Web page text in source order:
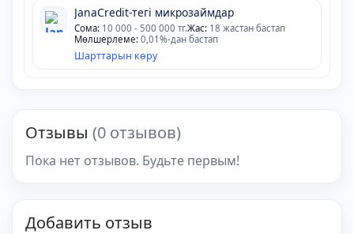
JanaCredit-тегі микрозаймдар
Сома: 10 000 - 500 000 тг.Жас: 18 жастан бастап
Мөлшерлеме: 0,01%-дан бастап
Шарттарын көру
Отзывы (0 отзывов)
Пока нет отзывов. Будьте первым!
Добавить отзыв